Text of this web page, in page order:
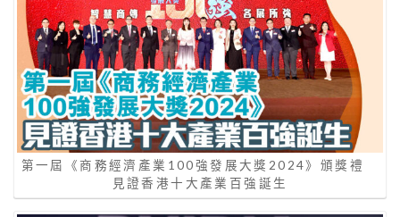
第一屆《商務經濟產業100強發展大獎2024》頒獎禮
見證香港十大產業百強誕生